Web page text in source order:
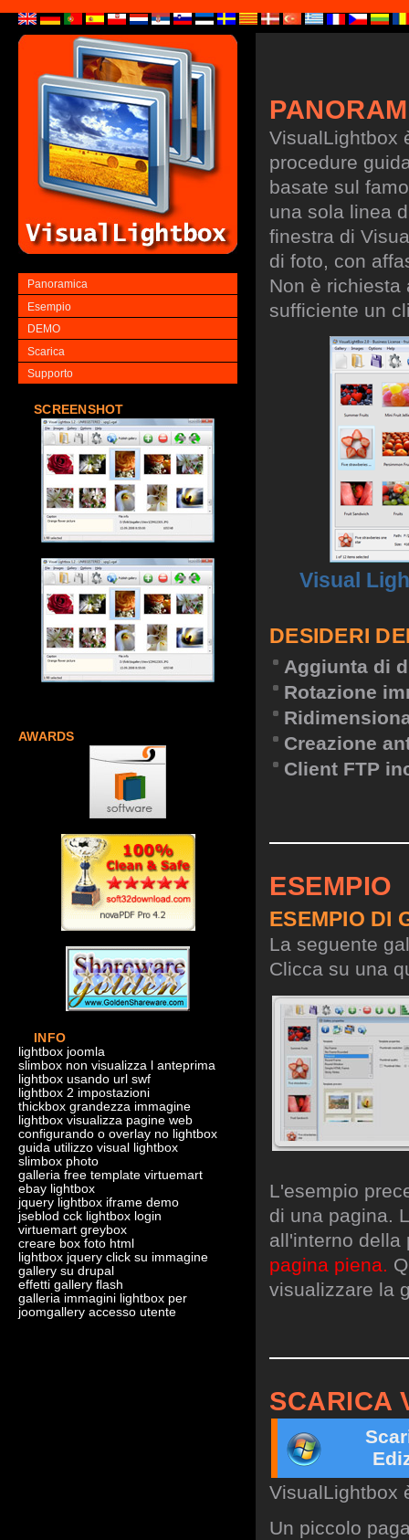
Panoramica
Esempio
DEMO
Scarica
Supporto
SCREENSHOT
AWARDS
INFO
lightbox joomla
slimbox non visualizza l anteprima
lightbox usando url swf
lightbox 2 impostazioni
thickbox grandezza immagine
lightbox visualizza pagine web
configurando o overlay no lightbox
guida utilizzo visual lightbox
slimbox photo
galleria free template virtuemart
ebay lightbox
jquery lightbox iframe demo
jseblod cck lightbox login
virtuemart greybox
creare box foto html
lightbox jquery click su immagine
gallery su drupal
effetti gallery flash
galleria immagini lightbox per
joomgallery accesso utente
VisualLightbox
procedure
basate sul
una sola linea
finestra di
di foto, con
Non è richiesta
sufficiente un
Visual
DESIDERI
Aggiunta di
Rotazione
Creazione
Client FTP
ESEMPIO
ESEMPIO DI
La seguente
Clicca su una
L'esempio
di una pagina.
all'interno
pagina piena.
visualizzare la
SCARICA
VisualLightbox
Un piccolo